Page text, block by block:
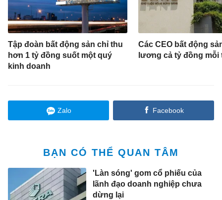
Tập đoàn bất động sản chỉ thu
hơn 1 tỷ đồng suốt một quý
kinh doanh
Các CEO bất động
lương cả tỷ đồng mỗi
Zalo Facebook
BẠN CÓ THỂ QUAN TÂM
'Làn sóng' gom cổ phiếu của
lãnh đạo doanh nghiệp chưa
dừng lại